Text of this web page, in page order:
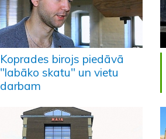
Koprades birojs piedāvā
"labāko skatu" un vietu
darbam